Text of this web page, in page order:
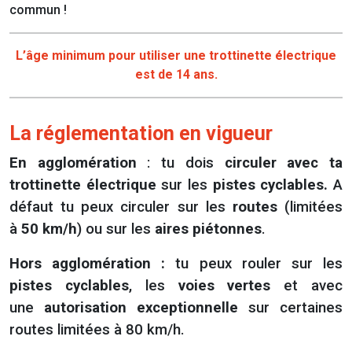
commun !
L’âge minimum pour utiliser une trottinette électrique
est de 14 ans.
La réglementation en vigueur
En agglomération : tu dois circuler avec ta
trottinette électriquesur les pistes cyclables.A
défaut tu peux circuler sur les routes(limitées
à 50 km/h) ou sur les aires piétonnes.
Hors agglomération : tu peux rouler sur les
pistes cyclables, les voies vertes et avec
une autorisation exceptionnelle sur certaines
routes limitées à 80 km/h.